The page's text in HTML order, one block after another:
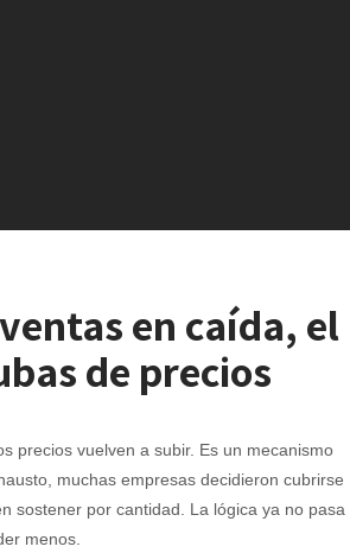
en caída, el
de precios
precios vuelven a subir. Es un mecanismo
muchas empresas decidieron cubrirse
sostener por cantidad. La lógica ya no pasa
menos.